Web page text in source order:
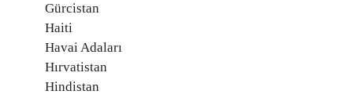
Gürcistan
Haiti
Havai Adaları
Hırvatistan
Hindistan